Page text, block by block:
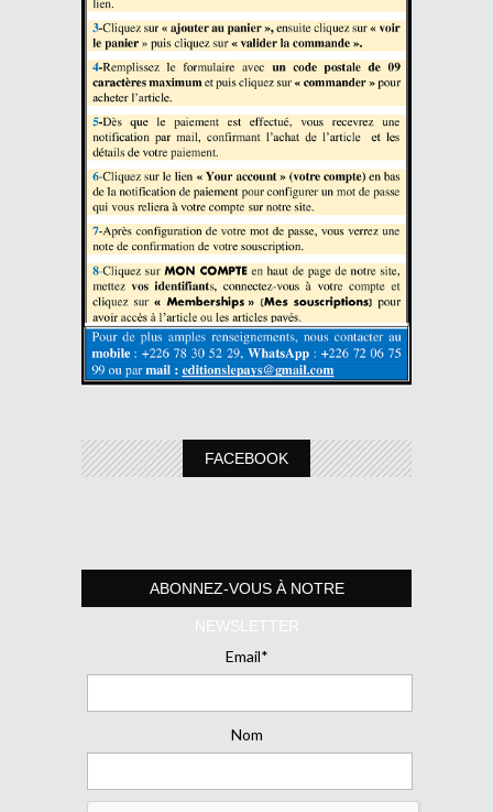
FACEBOOK
ABONNEZ-VOUS À NOTRE
NEWSLETTER
Email*
Nom